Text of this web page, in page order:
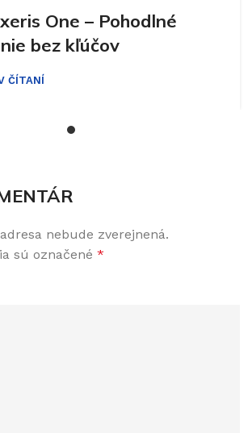
One – Pohodlné
bez kľúčov
ČÍTANÍ
nebude zverejnená.
sú označené *